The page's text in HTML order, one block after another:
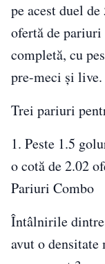
pe acest duel
ofertă de pariuri
completă, cu
pre-meci și live.
Trei pariuri
1. Peste 1.5
o cotă de 2.02
Pariuri Combo
Întâlnirile dintre
avut o densitate